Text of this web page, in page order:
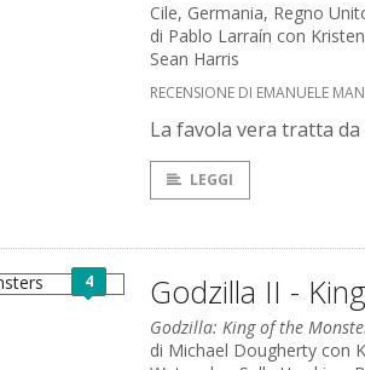
Cile, Germania, Regno
di Pablo Larraín con
Sean Harris
RECENSIONE DI EMANUELE
La favola vera tratta
LEGGI
4 Godzilla II -
Godzilla: King of the
di Michael Dougherty con